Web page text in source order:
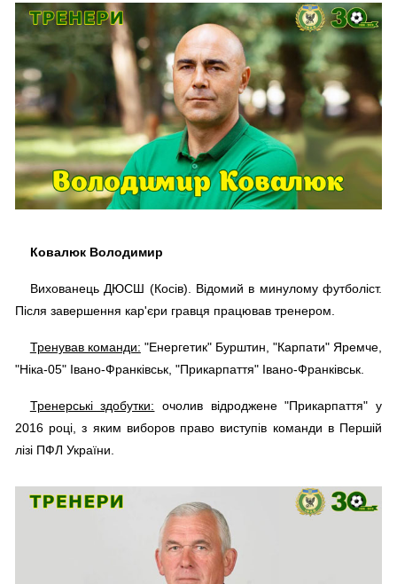
Ковалюк Володимир
Вихованець ДЮСШ (Косів). Відомий в минулому футболіст.
Після завершення кар'єри гравця працював тренером.
Тренував команди: "Енергетик" Бурштин, "Карпати" Яремче,
"Ніка-05" Івано-Франківськ, "Прикарпаття" Івано-Франківськ.
Тренерські здобутки: очолив відроджене "Прикарпаття" у
2016 році, з яким виборов право виступів команди в Першій
лізі ПФЛ України.